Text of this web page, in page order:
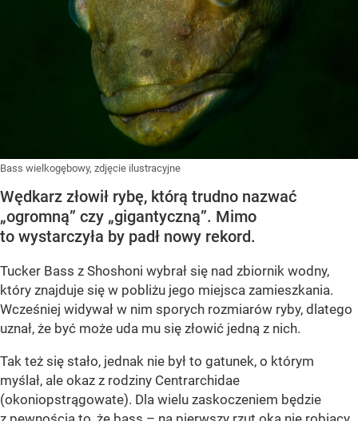
Bass wielkogębowy, zdjęcie ilustracyjne
Wędkarz złowił rybę, którą trudno nazwać
„ogromną” czy „gigantyczną”. Mimo
to wystarczyła by padł nowy rekord.
Tucker Bass z Shoshoni wybrał się nad zbiornik wodny,
który znajduje się w pobliżu jego miejsca zamieszkania.
Wcześniej widywał w nim sporych rozmiarów ryby, dlatego
uznał, że być może uda mu się złowić jedną z nich.
Tak też się stało, jednak nie był to gatunek, o którym
myślał, ale okaz z rodziny Centrarchidae
(okoniopstrągowate). Dla wielu zaskoczeniem będzie